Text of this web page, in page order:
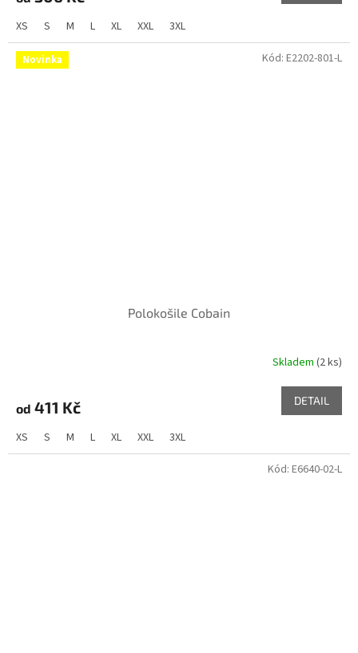
XS S M L XL XXL 3XL
Novinka
Polokošile Cobain
Skladem (2 ks)
od 411 Kč DETAIL
XS S M L XL XXL 3XL
Kód: E2202-801-L
Kód: E6640-02-L